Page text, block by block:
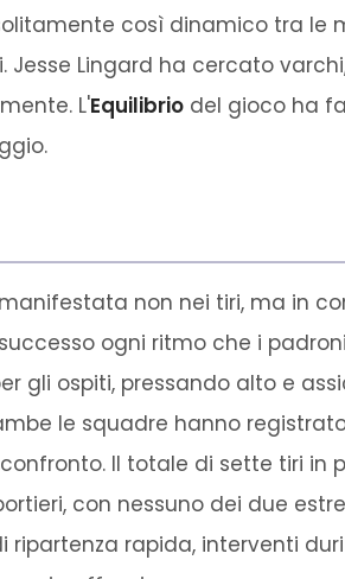
così dinamico tra le
Jesse Lingard ha cercato
L'Equilibrio del gioco ha
non nei tiri, ma in
ogni ritmo che i
gli ospiti, pressando alto e
le squadre hanno
Il totale di sette tiri in
con nessuno dei due
rapida, interventi